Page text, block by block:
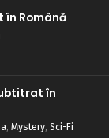
în Română
în
, Mystery, Sci-Fi